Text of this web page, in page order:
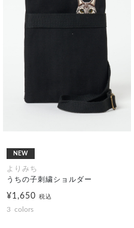
NEW
よりみち
うちの子刺繍ショルダー
¥1,650 税込
3 colors